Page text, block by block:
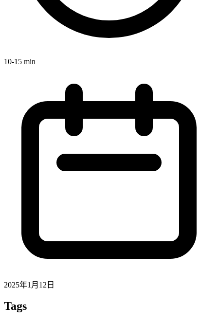
10-15 min
2025年1月12日
Tags